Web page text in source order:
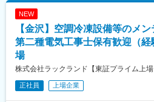
変更の範囲：会社の定める業務
せんが、現場での修正やお客様か
正等は行う事がございます。部品
担当エリアは福井、富山、石川の
はご自宅から日帰りで就業します
NEW
【金沢】空調冷凍設備等のメ
第二種電気工事士保有歓迎（
場
株式会社ラックランド【東証プライム上場
正社員 上場企業